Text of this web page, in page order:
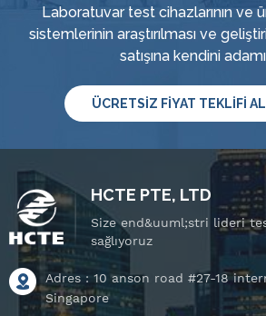
Laboratuvar test cihazlarının ve
sistemlerinin araştırılması ve
satışına kendini
ÜCRETSIZ FIYAT TEKLIFI
HCTE PTE, LTD
Size end&uuml;stri lideri
sağlıyoruz
Adres : 10 anson road #27-18
Singapore